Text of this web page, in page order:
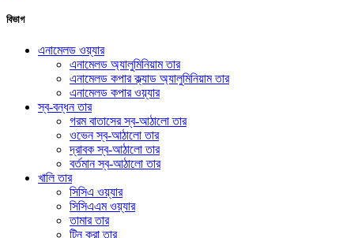
বিভাগ
এনামেলড ওয়্যার
এনামেলড অ্যালুমিনিয়াম তার
এনামেলড কপার ক্ল্যাড অ্যালুমিনিয়াম তার
এনামেলড কপার ওয়্যার
স্ব-বন্ধন তার
গরম বাতাসের স্ব-আঠালো তার
ওভেন স্ব-আঠালো তার
দ্রাবক স্ব-আঠালো তার
বর্তমান স্ব-আঠালো তার
খালি তার
সিসিএ ওয়্যার
সিসিএএম ওয়্যার
তামার তার
টিন করা তার